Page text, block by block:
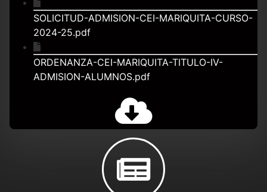
SOLICITUD-ADMISION-CEI-MARIQUITA-CURSO-
2024-25.pdf
ORDENANZA-CEI-MARIQUITA-TITULO-IV-
ADMISION-ALUMNOS.pdf